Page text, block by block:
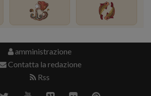
amministrazione
Contatta la redazione
Rss